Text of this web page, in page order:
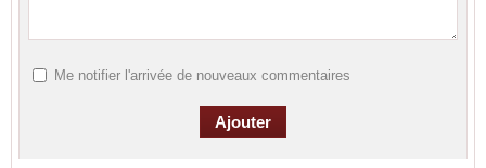
Me notifier l'arrivée de nouveaux commentaires